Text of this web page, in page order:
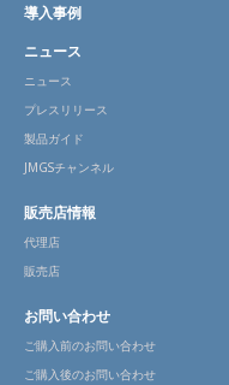
導入事例
ニュース
ニュース
プレスリリース
製品ガイド
JMGSチャンネル
販売店情報
代理店
販売店
お問い合わせ
ご購入前のお問い合わせ
ご購入後のお問い合わせ